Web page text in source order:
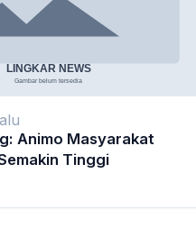
Animo Masyarakat
Tinggi